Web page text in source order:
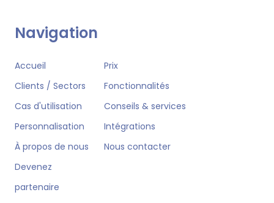
Navigation
Accueil
Prix
Clients / Sectors
Fonctionnalités
Cas d'utilisation
Conseils & services
Personnalisation
Intégrations
À propos de nous
Nous contacter
Devenez
partenaire